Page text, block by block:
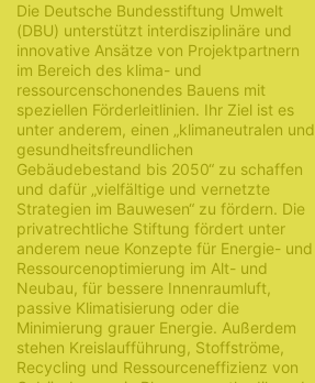
Die Deutsche Bundesstiftung Umwelt
(DBU) unterstützt interdisziplinäre und
innovative Ansätze von Projektpartnern
im Bereich des klima- und
ressourcenschonendes Bauens mit
speziellen Förderleitlinien. Ihr Ziel ist es
unter anderem, einen „klimaneutralen und
gesundheitsfreundlichen
Gebäudebestand bis 2050“ zu schaffen
und dafür „vielfältige und vernetzte
Strategien im Bauwesen“ zu fördern. Die
privatrechtliche Stiftung fördert unter
anderem neue Konzepte für Energie- und
Ressourcenoptimierung im Alt- und
Neubau, für bessere Innenraumluft,
passive Klimatisierung oder die
Minimierung grauer Energie. Außerdem
stehen Kreislaufführung, Stoffströme,
Recycling und Ressourceneffizienz von